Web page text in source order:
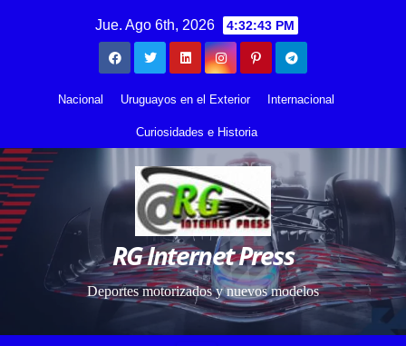
Jue. Ago 6th, 2026 4:32:44 PM
Nacional Uruguayos en el Exterior Internacional
Curiosidades e Historia
RG Internet Press
Deportes motorizados y nuevos modelos